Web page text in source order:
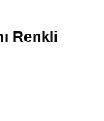
Renkli